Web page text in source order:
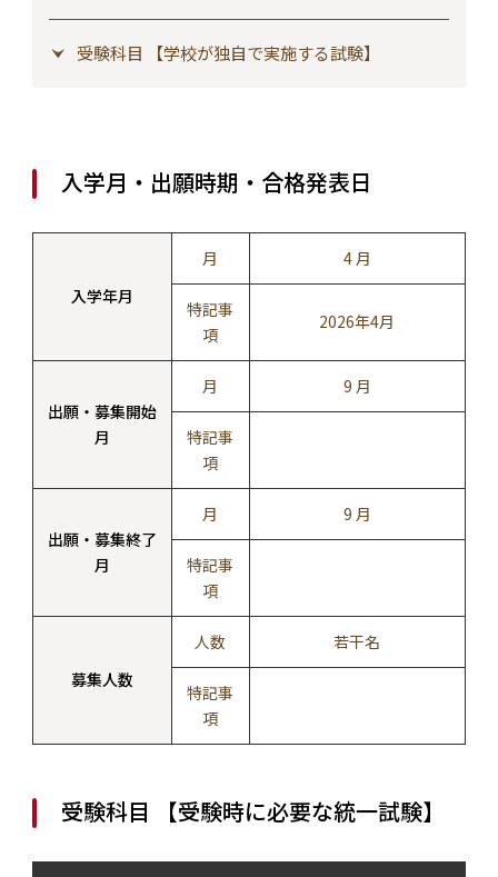
受験科目 【学校が独自で実施する試験】
入学月・出願時期・合格発表日
入学年月
月 4 月
特記事
項
2026年4月
出願・募集開始
月
月 9 月
特記事
項
出願・募集終了
月
月 9 月
特記事
項
募集人数
人数 若干名
特記事
項
受験科目 【受験時に必要な統一試験】